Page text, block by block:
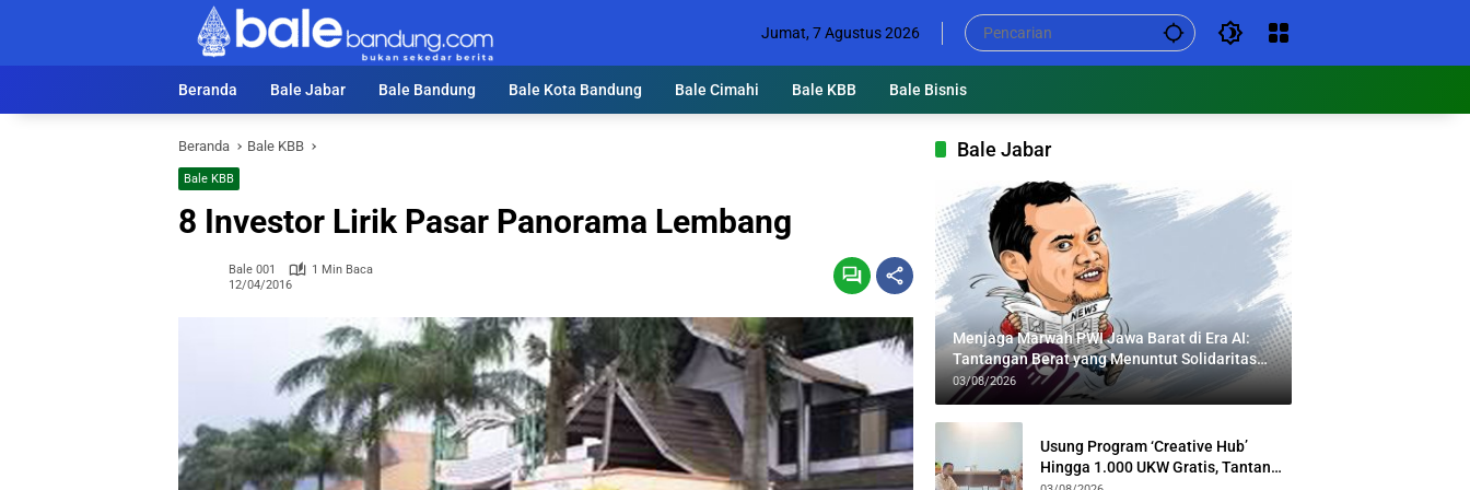
Jumat, 7 Agustus 2026
Beranda Bale Jabar Bale Bandung Bale Kota Bandung Bale Cimahi Bale KBB Bale Bisnis
Beranda Bale KBB
Bale KBB
8 Investor Lirik Pasar Panorama Lembang
Bale 001
1 Min Baca
12/04/2016
Bale Jabar
Menjaga Marwah PWI Jawa Barat di Era AI:
Tantangan Berat yang Menuntut Solidaritas
Lintas Generasi
03/08/2026
Usung Program ‘Creative Hub’
Hingga 1.000 UKW Gratis, Tantan